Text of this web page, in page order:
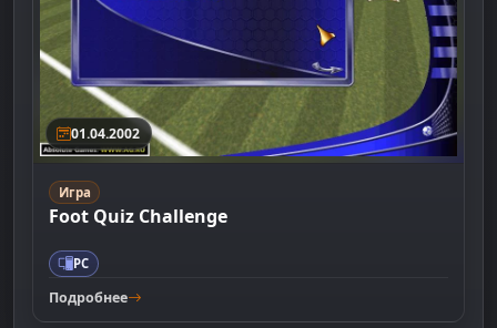
01.04.2002
Игра
Foot Quiz Challenge
PC
Подробнее